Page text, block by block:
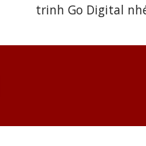
trinh Go Digital